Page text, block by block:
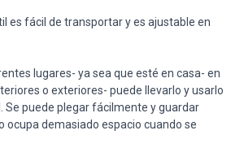
es fácil de transportar y es ajustable en
lugares- ya sea que esté en casa- en
o exteriores- puede llevarlo y usarlo
Se puede plegar fácilmente y guardar
ocupa demasiado espacio cuando se